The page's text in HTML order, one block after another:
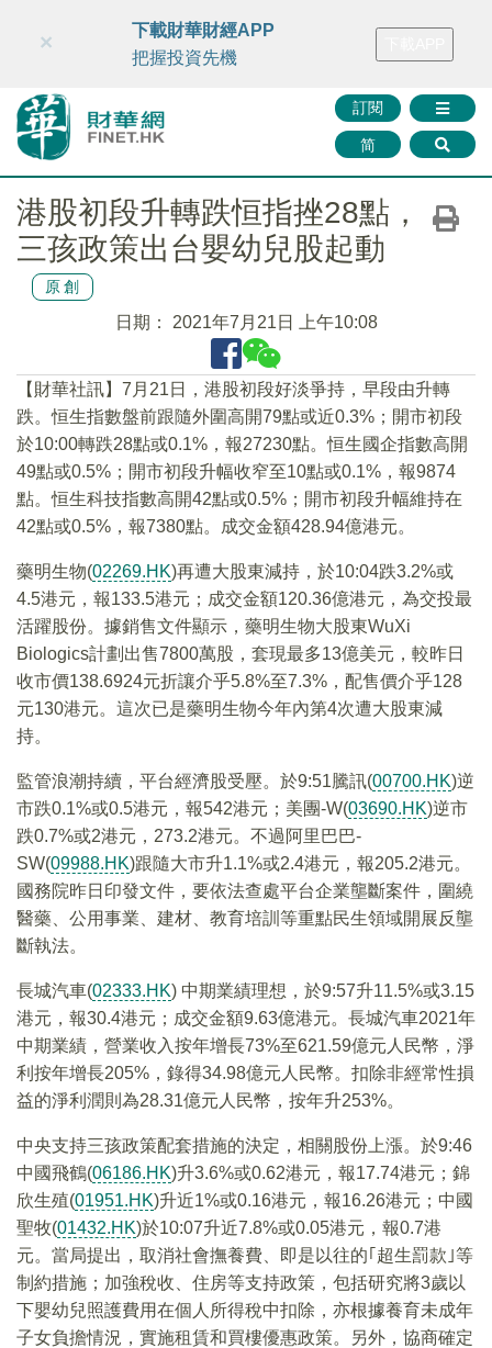
財華智庫網 FINTV FINMETA 財華證券 媒體矩陣
訂閱
简
×
下載財華財經APP
把握投資先機
港股初段升轉跌恒指挫28點，
三孩政策出台嬰幼兒股起動
原創
日期： 2021年7月21日 上午10:08
【財華社訊】7月21日，港股初段好淡爭持，早段由升轉
跌。恒生指數盤前跟隨外圍高開79點或近0.3%；開市初段
於10:00轉跌28點或0.1%，報27230點。恒生國企指數高開
49點或0.5%；開市初段升幅收窄至10點或0.1%，報9874
點。恒生科技指數高開42點或0.5%；開市初段升幅維持在
42點或0.5%，報7380點。成交金額428.94億港元。
藥明生物(02269.HK)再遭大股東減持，於10:04跌3.2%或
4.5港元，報133.5港元；成交金額120.36億港元，為交投最
活躍股份。據銷售文件顯示，藥明生物大股東WuXi
Biologics計劃出售7800萬股，套現最多13億美元，較昨日
收市價138.6924元折讓介乎5.8%至7.3%，配售價介乎128
元130港元。這次已是藥明生物今年內第4次遭大股東減
持。
監管浪潮持續，平台經濟股受壓。於9:51騰訊(00700.HK)逆
市跌0.1%或0.5港元，報542港元；美團-W(03690.HK)逆市
跌0.7%或2港元，273.2港元。不過阿里巴巴-
SW(09988.HK)跟隨大市升1.1%或2.4港元，報205.2港元。
國務院昨日印發文件，要依法查處平台企業壟斷案件，圍繞
醫藥、公用事業、建材、教育培訓等重點民生領域開展反壟
斷執法。
長城汽車(02333.HK) 中期業績理想，於9:57升11.5%或3.15
港元，報30.4港元；成交金額9.63億港元。長城汽車2021年
中期業績，營業收入按年增長73%至621.59億元人民幣，淨
利按年增長205%，錄得34.98億元人民幣。扣除非經常性損
益的淨利潤則為28.31億元人民幣，按年升253%。
中央支持三孩政策配套措施的決定，相關股份上漲。於9:46
中國飛鶴(06186.HK)升3.6%或0.62港元，報17.74港元；錦
欣生殖(01951.HK)升近1%或0.16港元，報16.26港元；中國
聖牧(01432.HK)於10:07升近7.8%或0.05港元，報0.7港
元。當局提出，取消社會撫養費、即是以往的｢超生罰款｣等
制約措施；加強稅收、住房等支持政策，包括研究將3歲以
下嬰幼兒照護費用在個人所得稅中扣除，亦根據養育未成年
子女負擔情況，實施租賃和買樓優惠政策。另外，協商確定